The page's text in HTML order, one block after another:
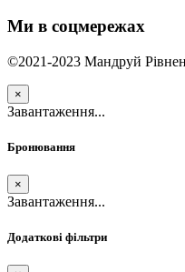
Ми в соцмережах
©2021-2023 Мандруй
×
Завантаження...
Бронювання
×
Завантаження...
Додаткові фільтри